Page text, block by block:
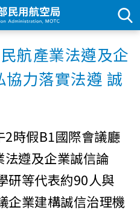
航產業法遵及企
力落實法遵 誠
2時假B1國際會議廳
法遵及企業誠信論
研等代表約90人與
企業建構誠信治理機